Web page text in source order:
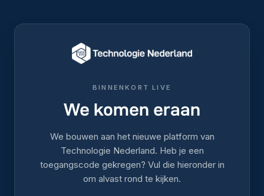
BINNENKORT LIVE
We komen eraan
We bouwen aan het nieuwe platform van
Technologie Nederland. Heb je een
toegangscode gekregen? Vul die hieronder in
om alvast rond te kijken.